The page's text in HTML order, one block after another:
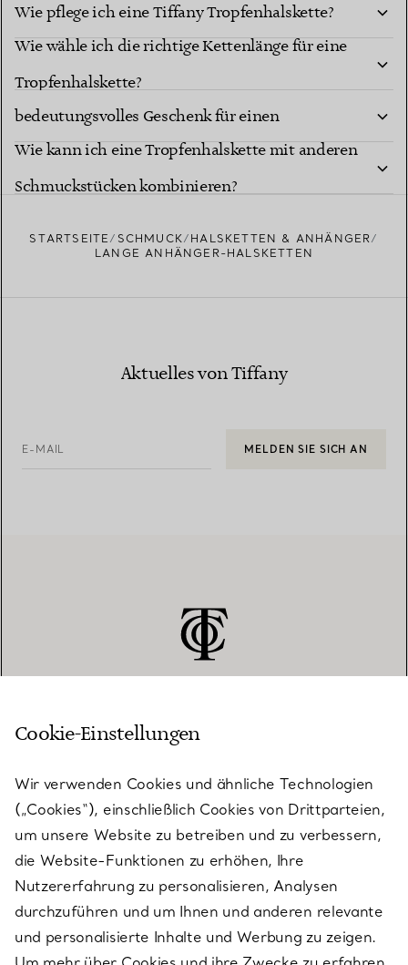
Wie pflege ich eine Tiffany Tropfenhalskette?
Wie wähle ich die richtige Kettenlänge für eine
Tropfenhalskette?
Ist eine Tiffany Tropfenhalskette ein
bedeutungsvolles Geschenk für einen
besonderen Meilenstein?
Wie kann ich eine Tropfenhalskette mit anderen
Schmuckstücken kombinieren?
STARTSEITE SCHMUCK
HALSKETTEN & ANHÄNGER
LANGE ANHÄNGER-HALSKETTEN
Aktuelles von Tiffany
E-MAIL MELDEN SIE SICH AN
KUNDENSERVICE
SERVICES
ÜBER TIFFANY & CO.
Cookie-Einstellungen
Wir verwenden Cookies und ähnliche Technologien
(„Cookies“), einschließlich Cookies von Drittparteien,
um unsere Website zu betreiben und zu verbessern,
die Website-Funktionen zu erhöhen, Ihre
Nutzererfahrung zu personalisieren, Analysen
durchzuführen und um Ihnen und anderen relevante
und personalisierte Inhalte und Werbung zu zeigen.